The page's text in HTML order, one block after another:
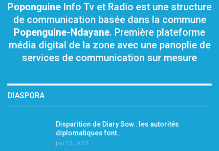
Poponguine Info Tv et Radio est une structure
de communication basée dans la commune
Popenguine-Ndayane. Première plateforme
média digital de la zone avec une panoplie de
services de communication sur mesure
DIASPORA
Disparition de Diary Sow : les autorités
diplomatiques font…
Jan 12, 2021